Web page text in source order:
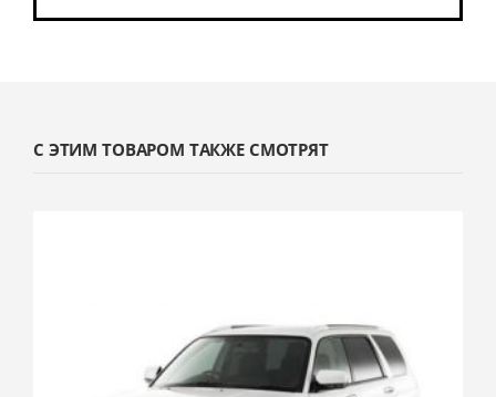
С ЭТИМ ТОВАРОМ ТАКЖЕ СМОТРЯТ